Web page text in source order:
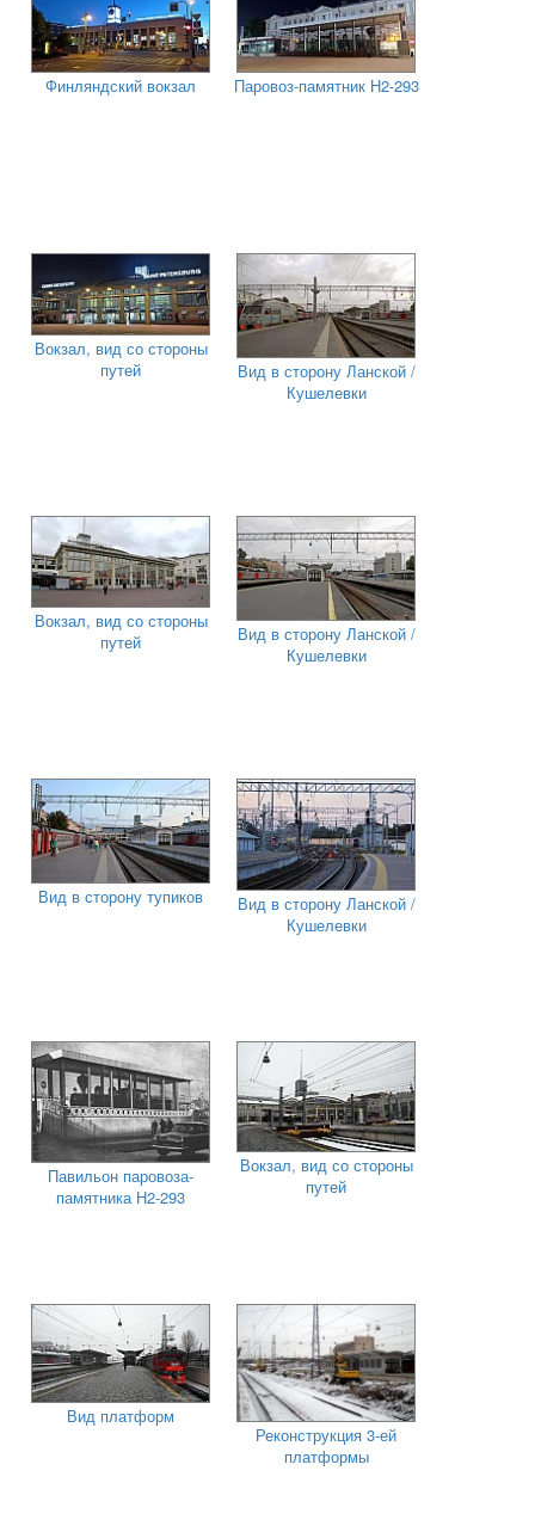
Финляндский вокзал Паровоз-памятник Н2-293
Вокзал, вид со стороны
путей
Вид в сторону Ланской /
Кушелевки
Вокзал, вид со стороны
путей
Вид в сторону Ланской /
Кушелевки
Вид в сторону тупиков
Вид в сторону Ланской /
Кушелевки
Павильон паровоза-
памятника Н2-293
Вокзал, вид со стороны
путей
Вид платформ
Реконструкция 3-ей
платформы